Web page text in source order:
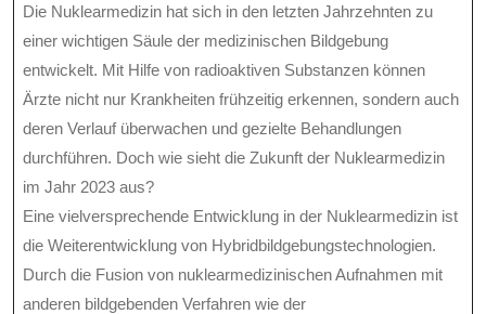
Die Nuklearmedizin hat sich in den letzten Jahrzehnten zu
einer wichtigen Säule der medizinischen Bildgebung
entwickelt. Mit Hilfe von radioaktiven Substanzen können
Ärzte nicht nur Krankheiten frühzeitig erkennen, sondern auch
deren Verlauf überwachen und gezielte Behandlungen
durchführen. Doch wie sieht die Zukunft der Nuklearmedizin
im Jahr 2023 aus?
Eine vielversprechende Entwicklung in der Nuklearmedizin ist
die Weiterentwicklung von Hybridbildgebungstechnologien.
Durch die Fusion von nuklearmedizinischen Aufnahmen mit
anderen bildgebenden Verfahren wie der